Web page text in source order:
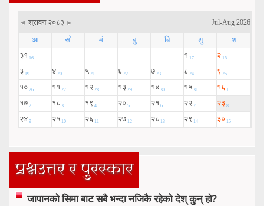
प्रश्नउत्तर र पुरस्कार
जापानको सिमा बाट सबै भन्दा नजिकै रहेको देश् कुन् हो?